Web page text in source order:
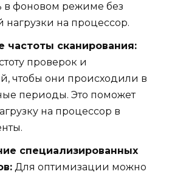
в фоновом режиме без
нагрузки на процессор.
частоты сканирования:
проверок и
чтобы они происходили в
периоды. Это поможет
на процессор в
специализированных
Для оптимизации можно